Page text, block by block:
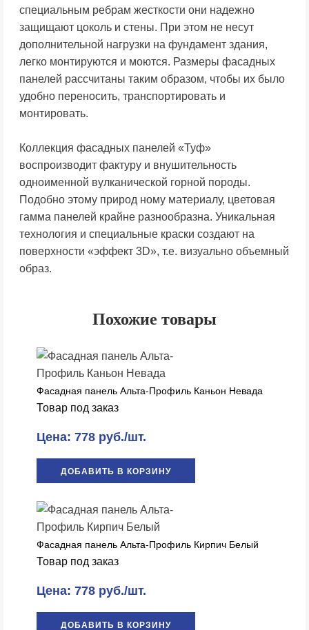
специальным ребрам жесткости они надежно
защищают цоколь и стены. При этом не несут
дополнительной нагрузки на фундамент здания,
легко монтируются и моются. Размеры фасадных
панелей рассчитаны таким образом, чтобы их было
удобно переносить, транспортировать и
монтировать.
Коллекция фасадных панелей «Туф»
воспроизводит фактуру и внушительность
одноименной вулканической горной породы.
Подобно этому природ ному материалу, цветовая
гамма панелей крайне разнообразна. Уникальная
технология и специальные краски создают на
поверхности «эффект 3D», т.е. визуально объемный
образ.
Похожие товары
Фасадная панель Альта-Профиль Каньон Невада
Товар под заказ
Цена: 778 руб./шт.
ДОБАВИТЬ В КОРЗИНУ
Фасадная панель Альта-Профиль Кирпич Белый
Товар под заказ
Цена: 778 руб./шт.
ДОБАВИТЬ В КОРЗИНУ